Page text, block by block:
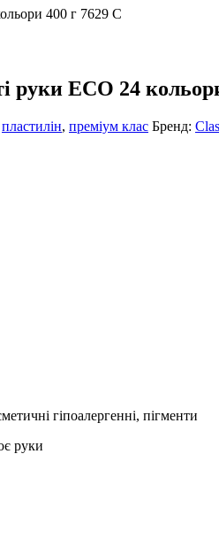
руки ЕСО 24
пластилін, преміум клас Бренд:
гіпоалергенні, пігменти
руки